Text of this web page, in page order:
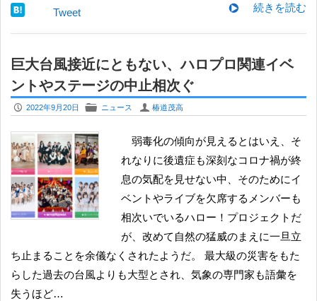
続きを読む
Tweet
巨大台風接近にともない、ハロプロ関連イベ
ントやステージの中止相次ぐ
P 2022年9月20日 F ニュース U 椿道茂高
弱毒化の傾向が見えるとはいえ、そ
れなりに後遺症も深刻なコロナ禍が終
息の気配を見せない中、そのためにイ
ベントやライブを欠席するメンバーも
相次いでいるハロー！プロジェクトだ
が、改めて自然の猛威のまえに一旦立
ち止まることを余儀なくされたようだ。 最大級の災害をもた
らした過去の台風よりも大型とされ、気象の専門家も語彙を
失うほど…